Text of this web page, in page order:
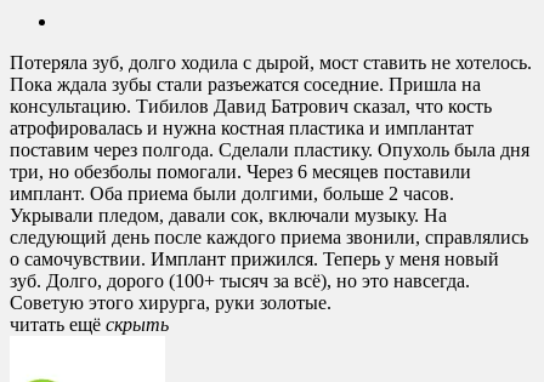
Потеряла зуб, долго ходила с дырой, мост ставить не хотелось.
Пока ждала зубы стали разъежатся соседние. Пришла на
консультацию. Тибилов Давид Батрович сказал, что кость
атрофировалась и нужна костная пластика и имплантат
поставим через полгода. Сделали пластику. Опухоль была дня
три, но обезболы помогали. Через 6 месяцев поставили
имплант. Оба приема были долгими, больше 2 часов.
Укрывали пледом, давали сок, включали музыку. На
следующий день после каждого приема звонили, справлялись
о самочувствии. Имплант прижился. Теперь у меня новый
зуб. Долго, дорого (100+ тысяч за всё), но это навсегда.
Советую этого хирурга, руки золотые.
читать ещё cкрыть